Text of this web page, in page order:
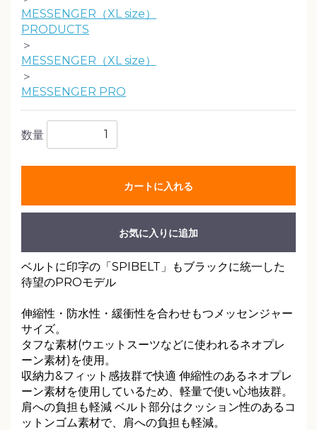
MESSENGER（XL size）
PRODUCTS
＞
MESSENGER（XL size）
＞
MESSENGER PRO
数量
カートに入れる
お気に入りに追加
ベルトに印字の「SPIBELT」もブラックに統一した
待望のPROモデル
伸縮性・防水性・緩衝性を合わせもつメッセンジャー
サイズ。
タフな素材(ウエットスーツなどに使われるネオプレ
ーン素材)を使用。
収納力&フィット感抜群で快適 伸縮性のあるネオプレ
ーン素材を使用しているため、軽量で使い心地抜群。
肩への負担も軽減 ベルト部分はクッション性のあるコ
ットンゴム素材で、肩への負担も軽減。